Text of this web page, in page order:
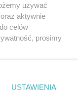
sp. z o.o.
używać
aktywnie
celów
prosimy
rogu strony
nie wymagają
USTAWIENIA